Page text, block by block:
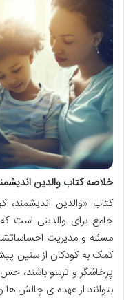
خلاصه کتاب والدین
کتاب «والدین اندیشمند،
جامع برای والدینی است
مسئله و مدیریت
کمک به کودکان از سنین
پرخاشگر و ترسو باشند، حس
بتوانند از عهده ی چالش ها